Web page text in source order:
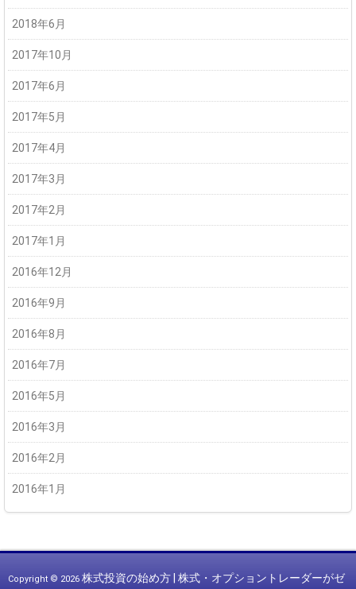
2018年6月
2017年10月
2017年6月
2017年5月
2017年4月
2017年3月
2017年2月
2017年1月
2016年12月
2016年9月
2016年8月
2016年7月
2016年5月
2016年3月
2016年2月
2016年1月
Copyright © 2026 株式投資の始め方 | 株式・オプショントレーダーがゼ